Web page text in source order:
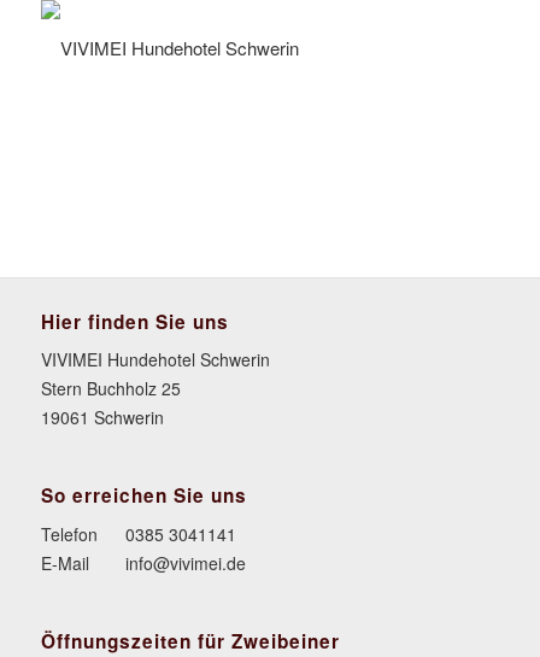
Hier finden Sie uns
VIVIMEI Hundehotel Schwerin
Stern Buchholz 25
19061 Schwerin
So erreichen Sie uns
Telefon
0385 3041141
E-Mail
info@vivimei.de
Öffnungszeiten für Zweibeiner